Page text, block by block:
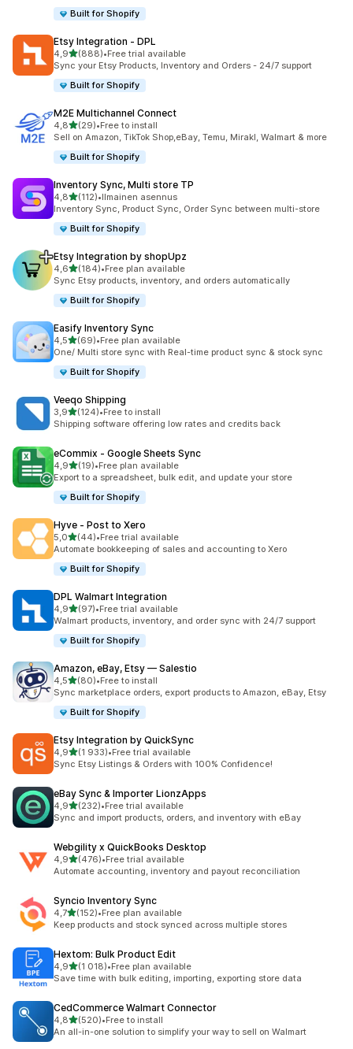
Built for Shopify
Etsy Integration ‑ DPL
4,9/ 5 tähteä
(888)
888 arvostelua yhteensä
•Free trial available
Sync your Etsy Products, Inventory and Orders - 24/7 support
Built for Shopify
M2E Multichannel Connect
4,8/ 5 tähteä
(29)
29 arvostelua yhteensä
•Free to install
Sell on Amazon, TikTok Shop,eBay, Temu, Mirakl, Walmart & more
Built for Shopify
Inventory Sync, Multi store TP
4,8/ 5 tähteä
(112)
112 arvostelua yhteensä
•Ilmainen asennus
Inventory Sync, Product Sync, Order Sync between multi-store
Built for Shopify
Etsy Integration by shopUpz
4,6/ 5 tähteä
(184)
184 arvostelua yhteensä
•Free plan available
Sync Etsy products, inventory, and orders automatically
Built for Shopify
Easify Inventory Sync
4,5/ 5 tähteä
(69)
69 arvostelua yhteensä
•Free plan available
One/ Multi store sync with Real-time product sync & stock sync
Built for Shopify
Veeqo Shipping
3,9/ 5 tähteä
(124)
124 arvostelua yhteensä
•Free to install
Shipping software offering low rates and credits back
eCommix ‑ Google Sheets Sync
4,9/ 5 tähteä
(19)
19 arvostelua yhteensä
•Free plan available
Export to a spreadsheet, bulk edit, and update your store
Built for Shopify
Hyve ‑ Post to Xero
5,0/ 5 tähteä
(44)
44 arvostelua yhteensä
•Free trial available
Automate bookkeeping of sales and accounting to Xero
Built for Shopify
DPL Walmart Integration
4,9/ 5 tähteä
(97)
97 arvostelua yhteensä
•Free trial available
Walmart products, inventory, and order sync with 24/7 support
Built for Shopify
Amazon, eBay, Etsy — Salestio
4,5/ 5 tähteä
(80)
80 arvostelua yhteensä
•Free to install
Sync marketplace orders, export products to Amazon, eBay, Etsy
Built for Shopify
Etsy Integration by QuickSync
4,9/ 5 tähteä
(1 933)
1933 arvostelua yhteensä
•Free trial available
Sync Etsy Listings & Orders with 100% Confidence!
eBay Sync & Importer LionzApps
4,9/ 5 tähteä
(232)
232 arvostelua yhteensä
•Free trial available
Sync and import products, orders, and inventory with eBay
Webgility x QuickBooks Desktop
4,9/ 5 tähteä
(476)
476 arvostelua yhteensä
•Free trial available
Automate accounting, inventory and payout reconciliation
Syncio Inventory Sync
4,7/ 5 tähteä
(152)
152 arvostelua yhteensä
•Free plan available
Keep products and stock synced across multiple stores
Hextom: Bulk Product Edit
4,9/ 5 tähteä
(1 018)
1018 arvostelua yhteensä
•Free plan available
Save time with bulk editing, importing, exporting store data
CedCommerce Walmart Connector
4,8/ 5 tähteä
(520)
520 arvostelua yhteensä
•Free to install
An all-in-one solution to simplify your way to sell on Walmart